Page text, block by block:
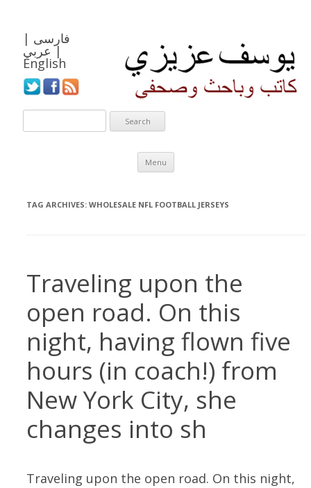
فارسی |
عربي |
English
Menu
Skip to content
TAG ARCHIVES: WHOLESALE NFL FOOTBALL JERSEYS
Traveling upon the
open road. On this
night, having flown five
hours (in coach!) from
New York City, she
changes into sh
Traveling upon the open road. On this night,